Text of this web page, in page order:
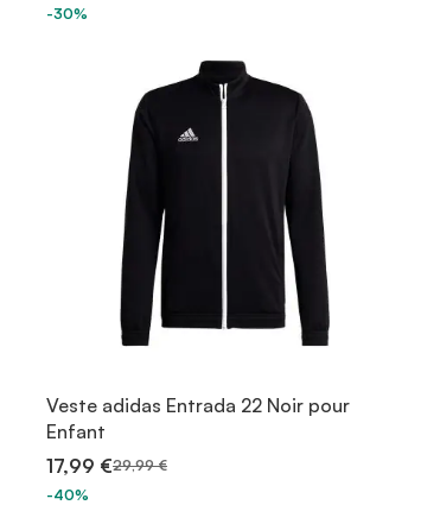
-30%
Veste adidas Entrada 22 Noir pour
Enfant
17,99 €29,99 €
-40%